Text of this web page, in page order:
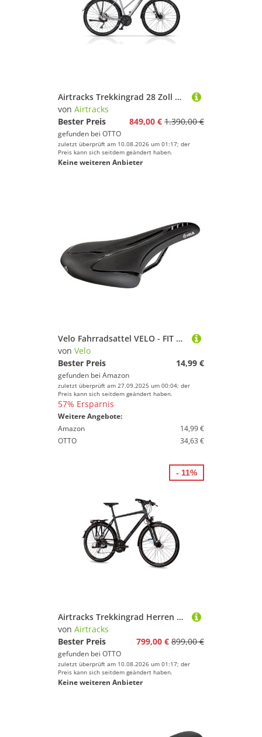
Airtracks Trekkingrad 28 Zoll Damen Trekking Fahrrad TRAIL 5.0 Shimano Deore RD-T6000, 30 Gang, Trekkingbike - Rahmenhöhen 45 cm 50 cm 55 cm » Modeljahr 2026 «
von Airtracks
Bester Preis
849,00 € 1.390,00 €
gefunden bei OTTO
zuletzt überprüft am 10.08.2026 um 01:17; der
Preis kann sich seitdem geändert haben.
Keine weiteren Anbieter
Velo Fahrradsattel VELO - FIT Athlete BC, schwarz, S, 12505201
von Velo
Bester Preis
14,99 €
gefunden bei Amazon
zuletzt überprüft am 27.09.2025 um 00:04; der
Preis kann sich seitdem geändert haben.
57% Ersparnis
Weitere Angebote:
Amazon
14,99 €
OTTO
34,63 €
Airtracks Trekkingrad Herren Trekking Fahrrad 28 Zoll Trekkingrad TR.2845, 27 Gang, Kettenschaltung, (Alivio RD-M4000 SGS Shadow), Schwarz Matt - Rahmenhöhen 52cm und 56cm - Modell 2026
von Airtracks
Bester Preis
799,00 € 899,00 €
gefunden bei OTTO
zuletzt überprüft am 10.08.2026 um 01:17; der
Preis kann sich seitdem geändert haben.
Keine weiteren Anbieter
- 11%